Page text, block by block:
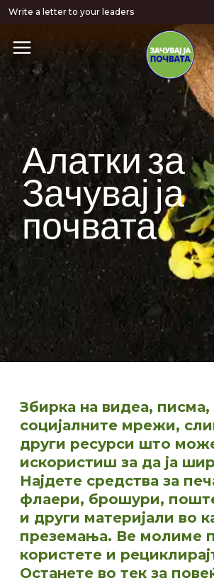
Write a letter to your leaders
Алатки за
Зачувај ја
почвата
Збирка на видеа, писма,
социјалните мрежи,
други ресурси што
искористиш за да ја
Најдете средства за
флаери, брошури,
и други материјали во
преземања. Ве молиме
користете и
Останете во тек за